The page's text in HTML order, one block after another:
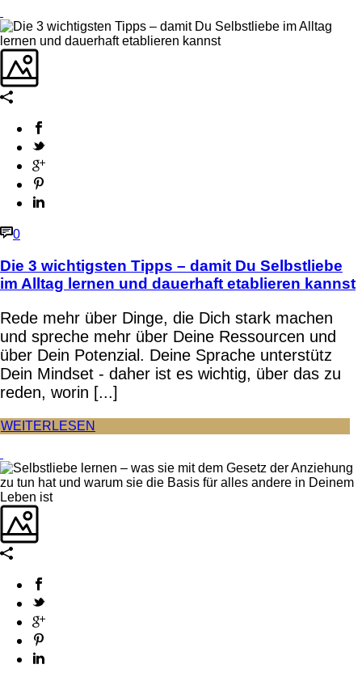
0
Die 3 wichtigsten Tipps – damit Du Selbstliebe
im Alltag lernen und dauerhaft etablieren kannst
Rede mehr über Dinge, die Dich stark machen
und spreche mehr über Deine Ressourcen und
über Dein Potenzial. Deine Sprache unterstütz
Dein Mindset - daher ist es wichtig, über das zu
reden, worin [...]
WEITERLESEN